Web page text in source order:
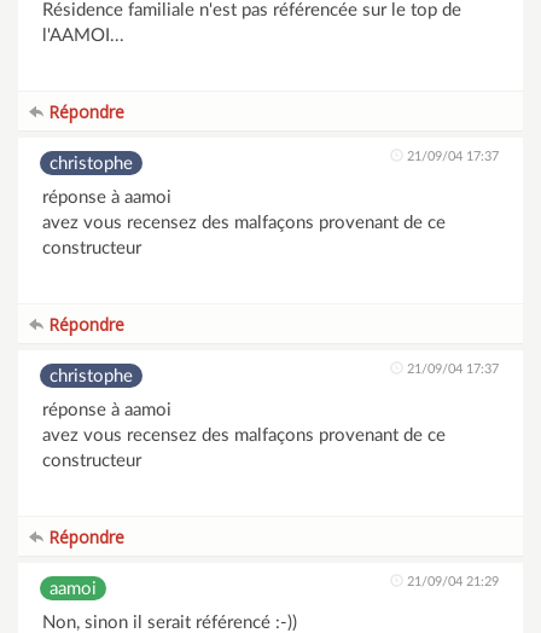
Résidence familiale n'est pas référencée sur le top de
l'AAMOI...
Répondre
christophe 21/09/04 17:37
réponse à aamoi
avez vous recensez des malfaçons provenant de ce
constructeur
Répondre
christophe 21/09/04 17:37
réponse à aamoi
avez vous recensez des malfaçons provenant de ce
constructeur
Répondre
aamoi 21/09/04 21:29
Non, sinon il serait référencé :-))